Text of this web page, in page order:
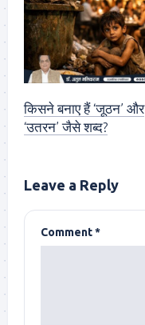
किसने बनाए हैं ‘जूठन’ और
‘उतरन’ जैसे शब्द?
Leave a Reply
Comment*